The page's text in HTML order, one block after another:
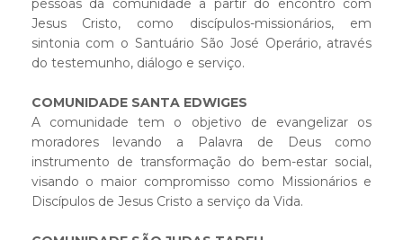
pessoas da comunidade a partir do encontro com
Jesus Cristo, como discípulos-missionários, em
sintonia com o Santuário São José Operário, através
do testemunho, diálogo e serviço.
COMUNIDADE SANTA EDWIGES
A comunidade tem o objetivo de evangelizar os
moradores levando a Palavra de Deus como
instrumento de transformação do bem-estar social,
visando o maior compromisso como Missionários e
Discípulos de Jesus Cristo a serviço da Vida.